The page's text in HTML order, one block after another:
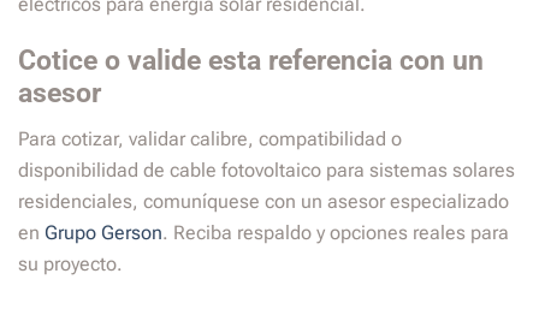
Cotice o valide esta referencia con un
asesor
Para cotizar, validar calibre, compatibilidad o
disponibilidad de cable fotovoltaico para sistemas solares
residenciales, comuníquese con un asesor especializado
en Grupo Gerson. Reciba respaldo y opciones reales para
su proyecto.